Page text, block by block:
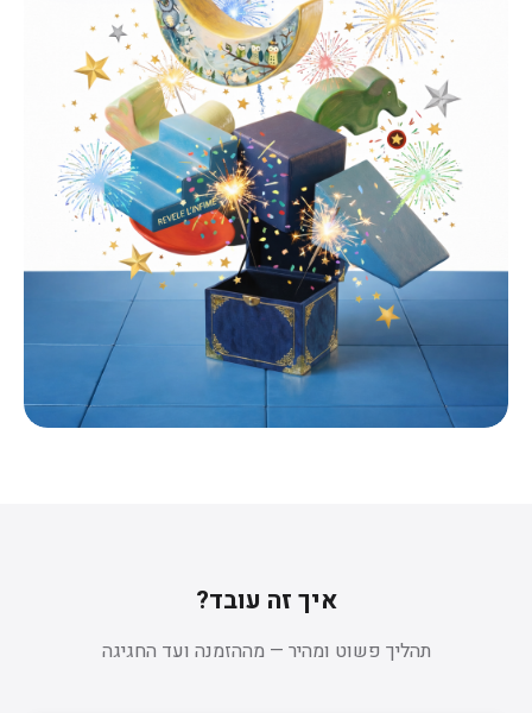
איך זה עובד?
תהליך פשוט ומהיר — מההזמנה ועד החגיגה